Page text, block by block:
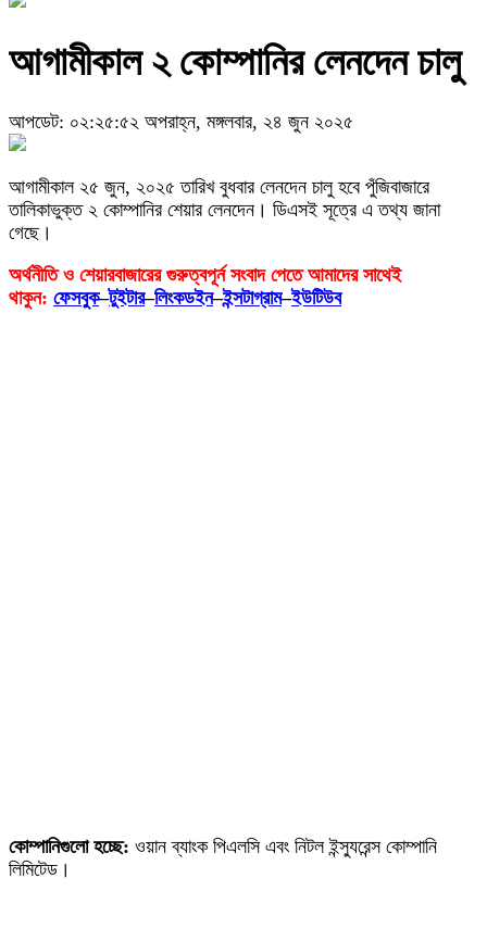
আগামীকাল ২ কোম্পানির লেনদেন চালু
আপডেট: ০২:২৫:৫২ অপরাহ্ন, মঙ্গলবার, ২৪ জুন ২০২৫
আগামীকাল ২৫ জুন, ২০২৫ তারিখ বুধবার লেনদেন চালু হবে পুঁজিবাজারে
তালিকাভুক্ত ২ কোম্পানির শেয়ার লেনদেন। ডিএসই সূত্রে এ তথ্য জানা
গেছে।
অর্থনীতি ও শেয়ারবাজারের গুরুত্বপূর্ন সংবাদ পেতে আমাদের সাথেই
থাকুন: ফেসবুক–টুইটার–লিংকডইন–ইন্সটাগ্রাম–ইউটিউব
কোম্পানিগুলো হচ্ছে: ওয়ান ব্যাংক পিএলসি এবং নিটল ইন্স্যুরেন্স কোম্পানি
লিমিটেড।